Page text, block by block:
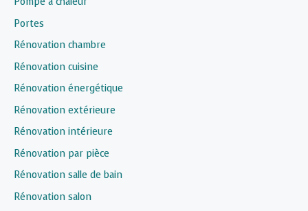
Portes
Rénovation chambre
Rénovation cuisine
Rénovation énergétique
Rénovation extérieure
Rénovation intérieure
Rénovation par pièce
Rénovation salle de bain
Rénovation salon